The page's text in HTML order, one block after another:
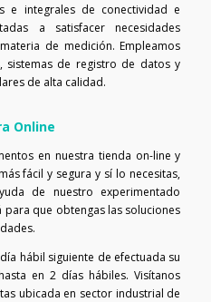
e integrales de conectividad e
a satisfacer necesidades
de medición. Empleamos
sistemas de registro de datos y
de alta calidad.
Online
en nuestra tienda on-line y
fácil y segura y sí lo necesitas,
de nuestro experimentado
que obtengas las soluciones
hábil siguiente de efectuada su
en 2 días hábiles. Visítanos
ubicada en sector industrial de